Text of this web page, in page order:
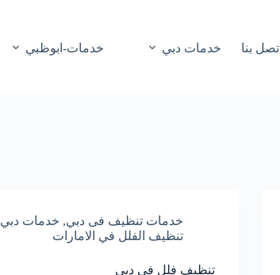
أتصل بنا خدمات دبي خدمات-ابوظبي
خدمات تنظيف فى دبي, خدمات دبي
تنظيف الفلل في الامارات
تنظيف فلل في دبي